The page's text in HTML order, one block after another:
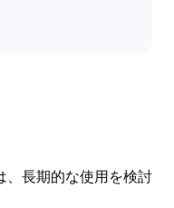
、長期的な使用を検討